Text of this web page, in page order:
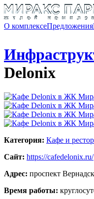
О комплексеПредложения
Delonix
Категория: Кафе и
Сайт: https://cafedelonix.ru/
Адрес: проспект
Время работы: